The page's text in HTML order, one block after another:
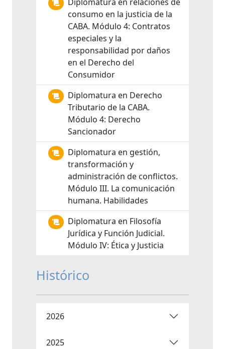
consumo en la justicia de la
CABA. Módulo 4: Contratos
especiales y la
responsabilidad por daños
en el Derecho del
Consumidor
Diplomatura en Derecho
Tributario de la CABA.
Módulo 4: Derecho
Sancionador
Diplomatura en gestión,
transformación y
administración de conflictos.
Módulo III. La comunicación
humana. Habilidades
Diplomatura en Filosofía
Jurídica y Función Judicial.
Módulo IV: Ética y Justicia
Histórico
2026
2025